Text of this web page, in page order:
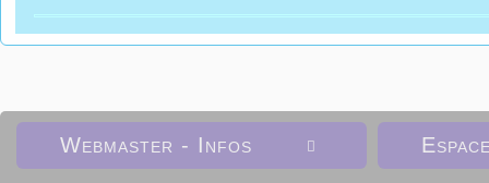

Webmaster - Infos